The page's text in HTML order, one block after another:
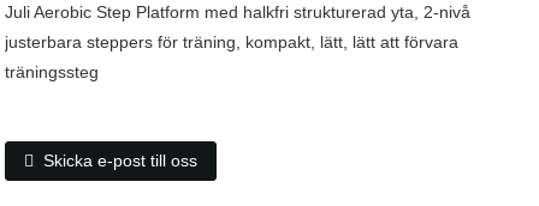
Juli Aerobic Step Platform med halkfri strukturerad yta, 2-nivå
justerbara steppers för träning, kompakt, lätt, lätt att förvara
träningssteg
Skicka e-post till oss